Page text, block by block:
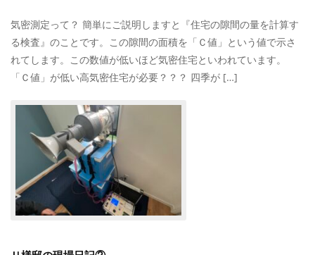
気密測定って？ 簡単にご説明しますと『住宅の隙間の量を計算す
る検査』のことです。この隙間の面積を「Ｃ値」という値で示さ
れてします。この数値が低いほど気密住宅といわれています。
「Ｃ値」が低い高気密住宅が必要？？？ 四季が […]